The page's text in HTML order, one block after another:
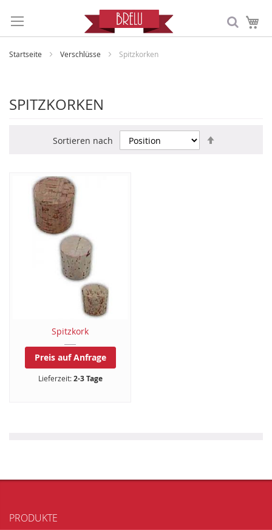
Startseite Verschlüsse Spitzkorken
SPITZKORKEN
Sortieren nach
Spitzkork
Preis auf Anfrage
Lieferzeit:2-3 Tage
PRODUKTE